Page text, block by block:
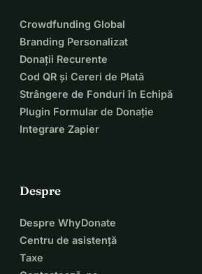
Crowdfunding Global
Branding Personalizat
Donații Recurente
Cod QR și Cereri de Plată
Strângere de Fonduri în Echipă
Plugin Formular de Donație
Integrare Zapier
Despre
Despre WhyDonate
Centru de asistență
Taxe